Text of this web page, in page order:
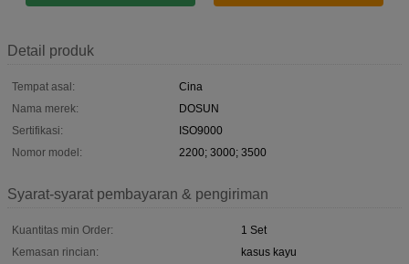
Detail produk
Tempat asal:
Cina
Nama merek:
DOSUN
Sertifikasi:
ISO9000
Nomor model:
2200; 3000; 3500
Syarat-syarat pembayaran & pengiriman
Kuantitas min Order:
1 Set
Kemasan rincian:
kasus kayu